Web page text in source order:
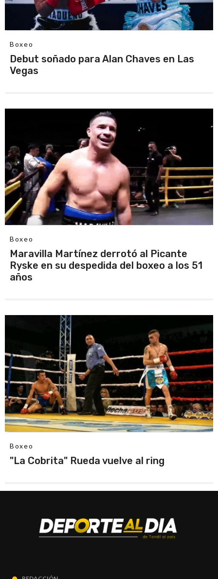
Boxeo
Debut soñado para Alan Chaves en Las
Vegas
Boxeo
Maravilla Martínez derrotó al Picante
Ryske en su despedida del boxeo a los 51
años
Boxeo
"La Cobrita" Rueda vuelve al ring